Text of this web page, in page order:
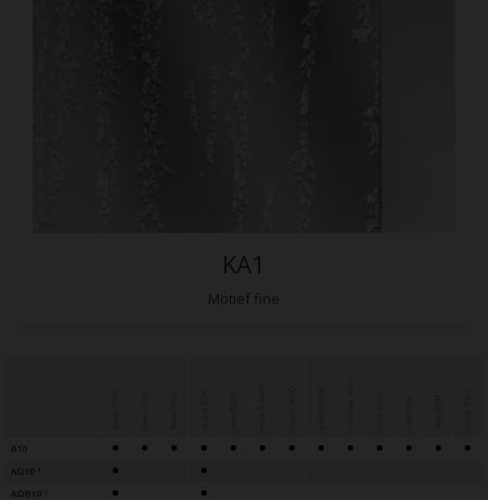
KA1
Motief fine